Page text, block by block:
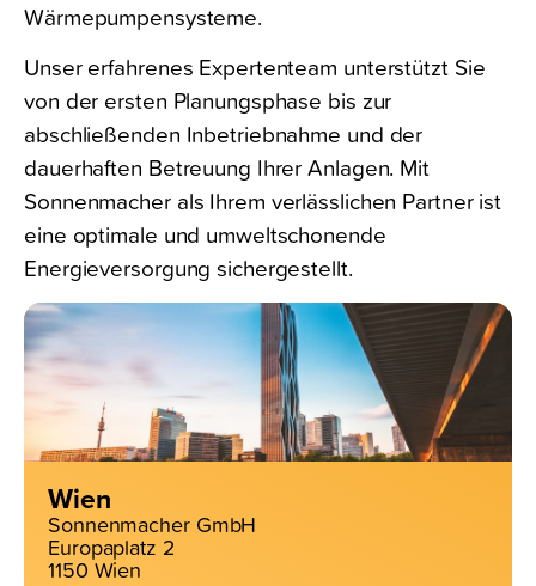
Wärmepumpensysteme.
Unser erfahrenes Expertenteam unterstützt Sie
von der ersten Planungsphase bis zur
abschließenden Inbetriebnahme und der
dauerhaften Betreuung Ihrer Anlagen. Mit
Sonnenmacher als Ihrem verlässlichen Partner ist
eine optimale und umweltschonende
Energieversorgung sichergestellt.
Wien
Sonnenmacher GmbH
Europaplatz 2
1150 Wien